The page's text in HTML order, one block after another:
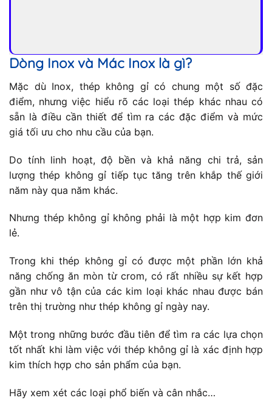
Dòng Inox và Mác Inox là gì?
Mặc dù Inox, thép không gỉ có chung một số đặc
điểm, nhưng việc hiểu rõ các loại thép khác nhau có
sẵn là điều cần thiết để tìm ra các đặc điểm và mức
giá tối ưu cho nhu cầu của bạn.
Do tính linh hoạt, độ bền và khả năng chi trả, sản
lượng thép không gỉ tiếp tục tăng trên khắp thế giới
năm này qua năm khác.
Nhưng thép không gỉ không phải là một hợp kim đơn
lẻ.
Trong khi thép không gỉ có được một phần lớn khả
năng chống ăn mòn từ crom, có rất nhiều sự kết hợp
gần như vô tận của các kim loại khác nhau được bán
trên thị trường như thép không gỉ ngày nay.
Một trong những bước đầu tiên để tìm ra các lựa chọn
tốt nhất khi làm việc với thép không gỉ là xác định hợp
kim thích hợp cho sản phẩm của bạn.
Hãy xem xét các loại phổ biến và cân nhắc…